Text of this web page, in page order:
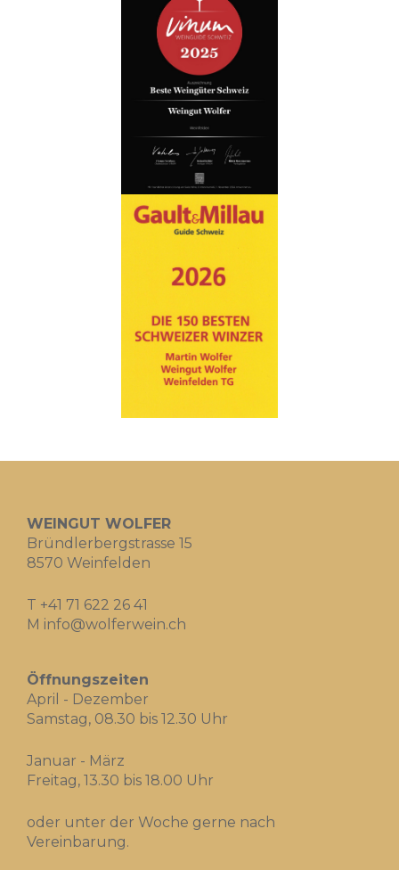
WEINGUT WOLFER
Bründlerbergstrasse 15
8570 Weinfelden
T +41 71 622 26 41
M info@wolferwein.ch
Öffnungszeiten
April - Dezember
Samstag, 08.30 bis 12.30 Uhr
Januar - März
Freitag, 13.30 bis 18.00 Uhr
oder unter der Woche gerne nach
Vereinbarung.